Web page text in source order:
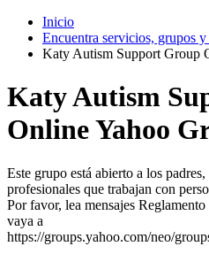
Inicio
Encuentra servicios, grupos y
Katy Autism Support Group
Katy Autism
Online Yahoo
Este grupo está abierto a los
profesionales que trabajan con
Por favor, lea mensajes
vaya a
https://groups.yahoo.com/neo/